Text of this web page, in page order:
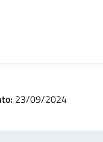
23/09/2024